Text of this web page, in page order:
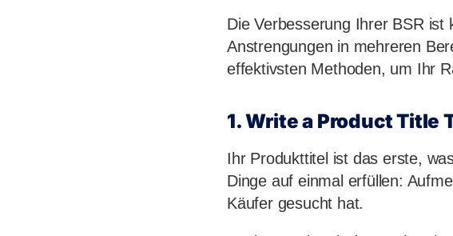
Die Verbesserung Ihrer BSR
Anstrengungen in mehreren
effektivsten Methoden, um Ihr
1. Write a Product Title
Ihr Produkttitel ist das erste,
Dinge auf einmal erfüllen:
Käufer gesucht hat.